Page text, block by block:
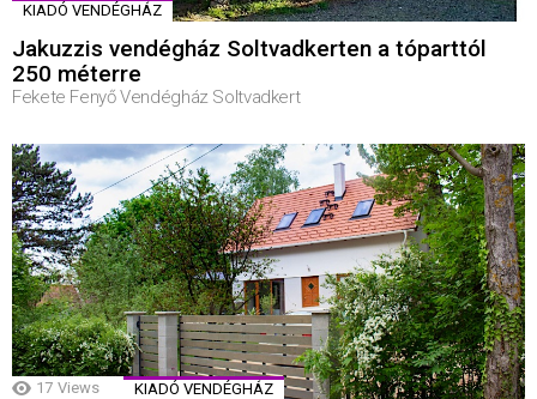
KIADÓ VENDÉGHÁZ
Jakuzzis vendégház Soltvadkerten a tóparttól
250 méterre
Fekete Fenyő Vendégház Soltvadkert
17 Views KIADÓ VENDÉGHÁZ